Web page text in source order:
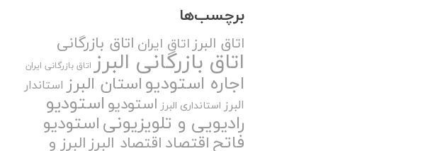
برچسب‌ها
اتاق البرزاتاق ایران اتاق بازرگانی
اتاق بازرگانی البرز اتاق بازرگانی ایران
اجاره استودیواستان البرز استاندار
البرز استانداری البرز استودیواستودیو
رادیویی و تلویزیونیاستودیو
فاتحاقتصاداقتصاد البرزالبرز و